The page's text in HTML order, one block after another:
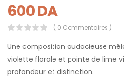
600DA
( 0 Commentaires )
Une composition audacieuse
violette florale et pointe de lime
profondeur et distinction.